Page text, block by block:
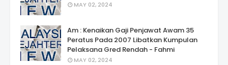
MAY 02, 2024
Am : Kenaikan Gaji Penjawat Awam 35
Peratus Pada 2007 Libatkan Kumpulan
Pelaksana Gred Rendah - Fahmi
MAY 02, 2024